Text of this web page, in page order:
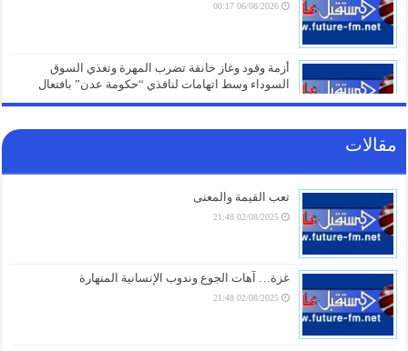
06/08/2026 00:17
أزمة وقود وغاز خانقة تضرب المهرة وتغذي السوق
السوداء وسط اتهامات لنافذي “حكومة عدن” بافتعال
الأزمات
مقالات
تعب القيمة والمعنى
02/08/2025 21:48
غزة… آهات الجوع وندوب الإنسانية المنهارة
02/08/2025 21:48